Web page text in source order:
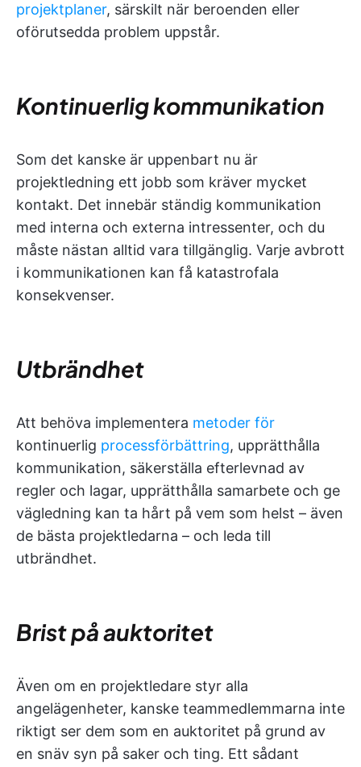
projektplaner, särskilt när beroenden eller
oförutsedda problem uppstår.
Kontinuerlig kommunikation
Som det kanske är uppenbart nu är
projektledning ett jobb som kräver mycket
kontakt. Det innebär ständig kommunikation
med interna och externa intressenter, och du
måste nästan alltid vara tillgänglig. Varje avbrott
i kommunikationen kan få katastrofala
konsekvenser.
Utbrändhet
Att behöva implementera metoder för
kontinuerlig processförbättring, upprätthålla
kommunikation, säkerställa efterlevnad av
regler och lagar, upprätthålla samarbete och ge
vägledning kan ta hårt på vem som helst – även
de bästa projektledarna – och leda till
utbrändhet.
Brist på auktoritet
Även om en projektledare styr alla
angelägenheter, kanske teammedlemmarna inte
riktigt ser dem som en auktoritet på grund av
en snäv syn på saker och ting. Ett sådant